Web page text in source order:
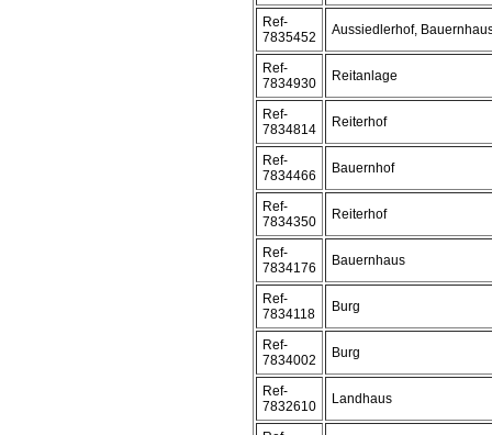
Ref-
7835452
Aussiedlerhof,
Ref-
7834930
Reitanlage
Ref-
7834814
Reiterhof
Ref-
7834466
Bauernhof
Ref-
7834350
Reiterhof
Ref-
7834176
Bauernhaus
Ref-
7834118
Burg
Ref-
7834002
Burg
Ref-
7832610
Landhaus